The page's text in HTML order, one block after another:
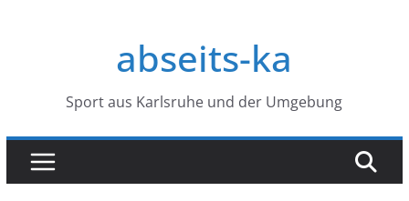
abseits-ka
Sport aus Karlsruhe und der Umgebung